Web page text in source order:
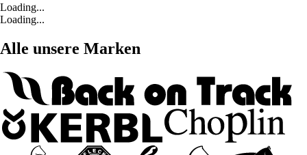
Loading...
Loading...
Alle unsere Marken